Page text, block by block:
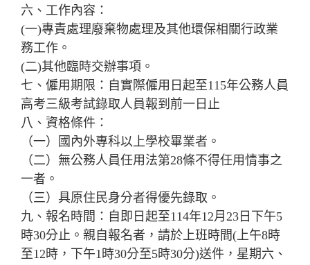
六、工作內容：
(一)專責處理廢棄物處理及其他環保相關行政業
務工作。
(二)其他臨時交辦事項。
七、僱用期限：自實際僱用日起至115年公務人員
高考三級考試錄取人員報到前一日止
八、資格條件：
（一）國內外專科以上學校畢業者。
（二）無公務人員任用法第28條不得任用情事之
一者。
（三）具原住民身分者得優先錄取。
九、報名時間：自即日起至114年12月23日下午5
時30分止。親自報名者，請於上班時間(上午8時
至12時，下午1時30分至5時30分)送件，星期六、